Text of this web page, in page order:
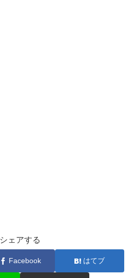
シェアする
Facebook はてブ